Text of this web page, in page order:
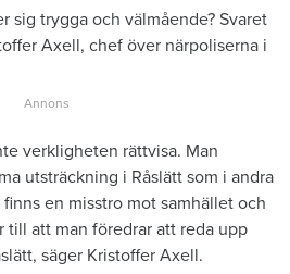
sig trygga och välmående? Svaret
Axell, chef över närpoliserna i
verkligheten rättvisa. Man
utsträckning i Råslätt som i andra
en misstro mot samhället och
till att man föredrar att reda upp
säger Kristoffer Axell.